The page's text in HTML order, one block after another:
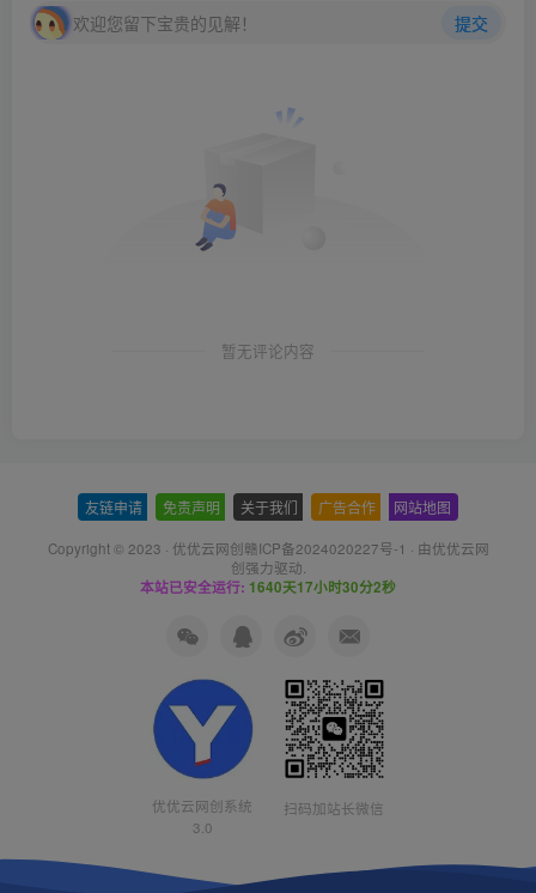
欢迎您留下宝贵的见解！ 提交
暂无评论内容
友链申请 免责声明 关于我们 广告合作 网站地图
Copyright © 2023 · 优优云网创赣ICP备2024020227号-1 · 由优优云网
创强力驱动.
本站已安全运行: 1640天17小时30分3秒
优优云网创系统
3.0
扫码加站长微信